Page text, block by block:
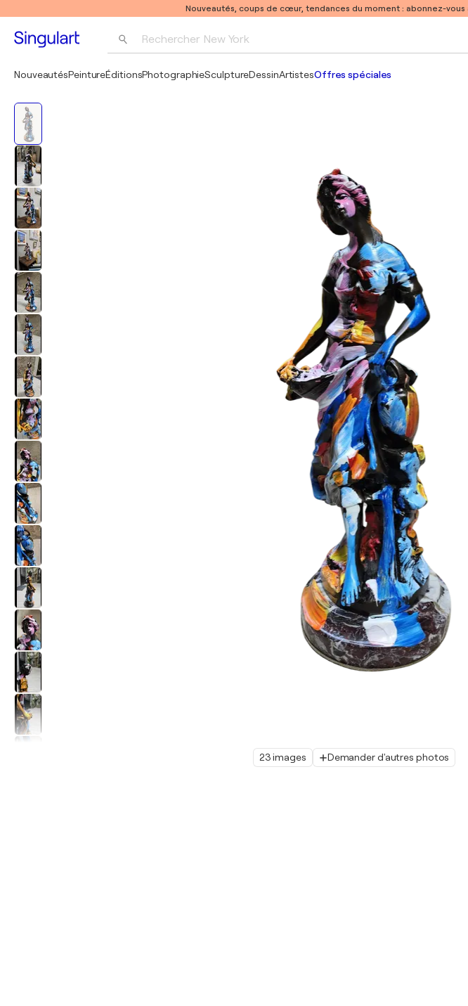
Nouveautés, coups de cœur, tendances du moment : abonnez-
Rechercher New York
NouveautésPeintureÉditionsPhotographieSculptureDessinArtistesOffres spéciales
23 images Demander d'autres photos